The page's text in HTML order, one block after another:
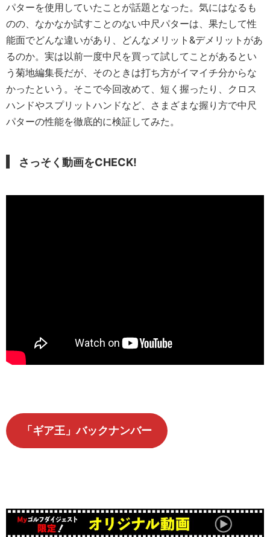
パターを使用していたことが話題となった。気にはなるも
のの、なかなか試すことのない中尺パターは、果たして性
能面でどんな違いがあり、どんなメリット&デメリットがあ
るのか。実は以前一度中尺を買って試してことがあるとい
う菊地編集長だが、そのときは打ち方がイマイチ分からな
かったという。そこで今回改めて、短く握ったり、クロス
ハンドやスプリットハンドなど、さまざまな握り方で中尺
パターの性能を徹底的に検証してみた。
さっそく動画をCHECK!
「ギア王」バックナンバー